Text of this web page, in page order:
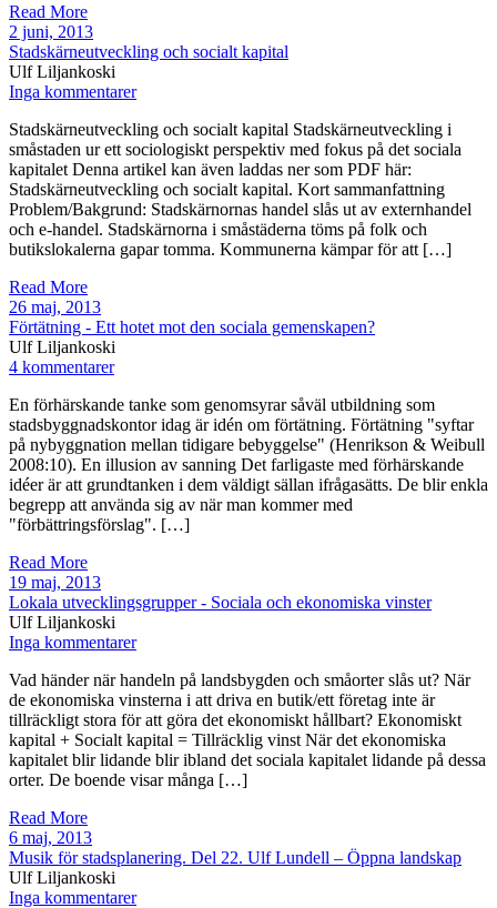
Read More
2 juni, 2013
Stadskärneutveckling och socialt kapital
Ulf Liljankoski
Inga kommentarer
Stadskärneutveckling och socialt kapital Stadskärneutveckling i
småstaden ur ett sociologiskt perspektiv med fokus på det sociala
kapitalet Denna artikel kan även laddas ner som PDF här:
Stadskärneutveckling och socialt kapital. Kort sammanfattning
Problem/Bakgrund: Stadskärnornas handel slås ut av externhandel
och e-handel. Stadskärnorna i småstäderna töms på folk och
butikslokalerna gapar tomma. Kommunerna kämpar för att […]
Read More
26 maj, 2013
Förtätning - Ett hotet mot den sociala gemenskapen?
Ulf Liljankoski
4 kommentarer
En förhärskande tanke som genomsyrar såväl utbildning som
stadsbyggnadskontor idag är idén om förtätning. Förtätning "syftar
på nybyggnation mellan tidigare bebyggelse" (Henrikson & Weibull
2008:10). En illusion av sanning Det farligaste med förhärskande
idéer är att grundtanken i dem väldigt sällan ifrågasätts. De blir enkla
begrepp att använda sig av när man kommer med
"förbättringsförslag". […]
Read More
19 maj, 2013
Lokala utvecklingsgrupper - Sociala och ekonomiska vinster
Ulf Liljankoski
Inga kommentarer
Vad händer när handeln på landsbygden och småorter slås ut? När
de ekonomiska vinsterna i att driva en butik/ett företag inte är
tillräckligt stora för att göra det ekonomiskt hållbart? Ekonomiskt
kapital + Socialt kapital = Tillräcklig vinst När det ekonomiska
kapitalet blir lidande blir ibland det sociala kapitalet lidande på dessa
orter. De boende visar många […]
Read More
6 maj, 2013
Musik för stadsplanering. Del 22. Ulf Lundell – Öppna landskap
Ulf Liljankoski
Inga kommentarer